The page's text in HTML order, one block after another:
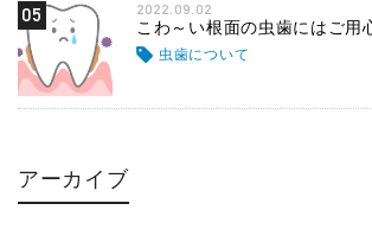
05 2022.09.02
こわ～い根面の虫歯にはご用
虫歯について
アーカイブ